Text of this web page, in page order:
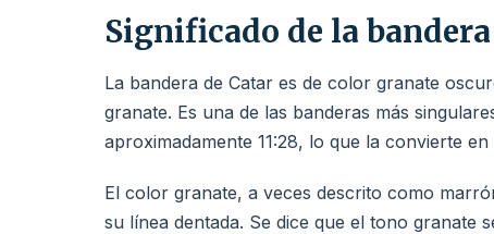
Significado de la
La bandera de Catar es de color granate
granate. Es una de las banderas más
aproximadamente 11:28, lo que la convierte
El color granate, a veces descrito como
su línea dentada. Se dice que el tono granate